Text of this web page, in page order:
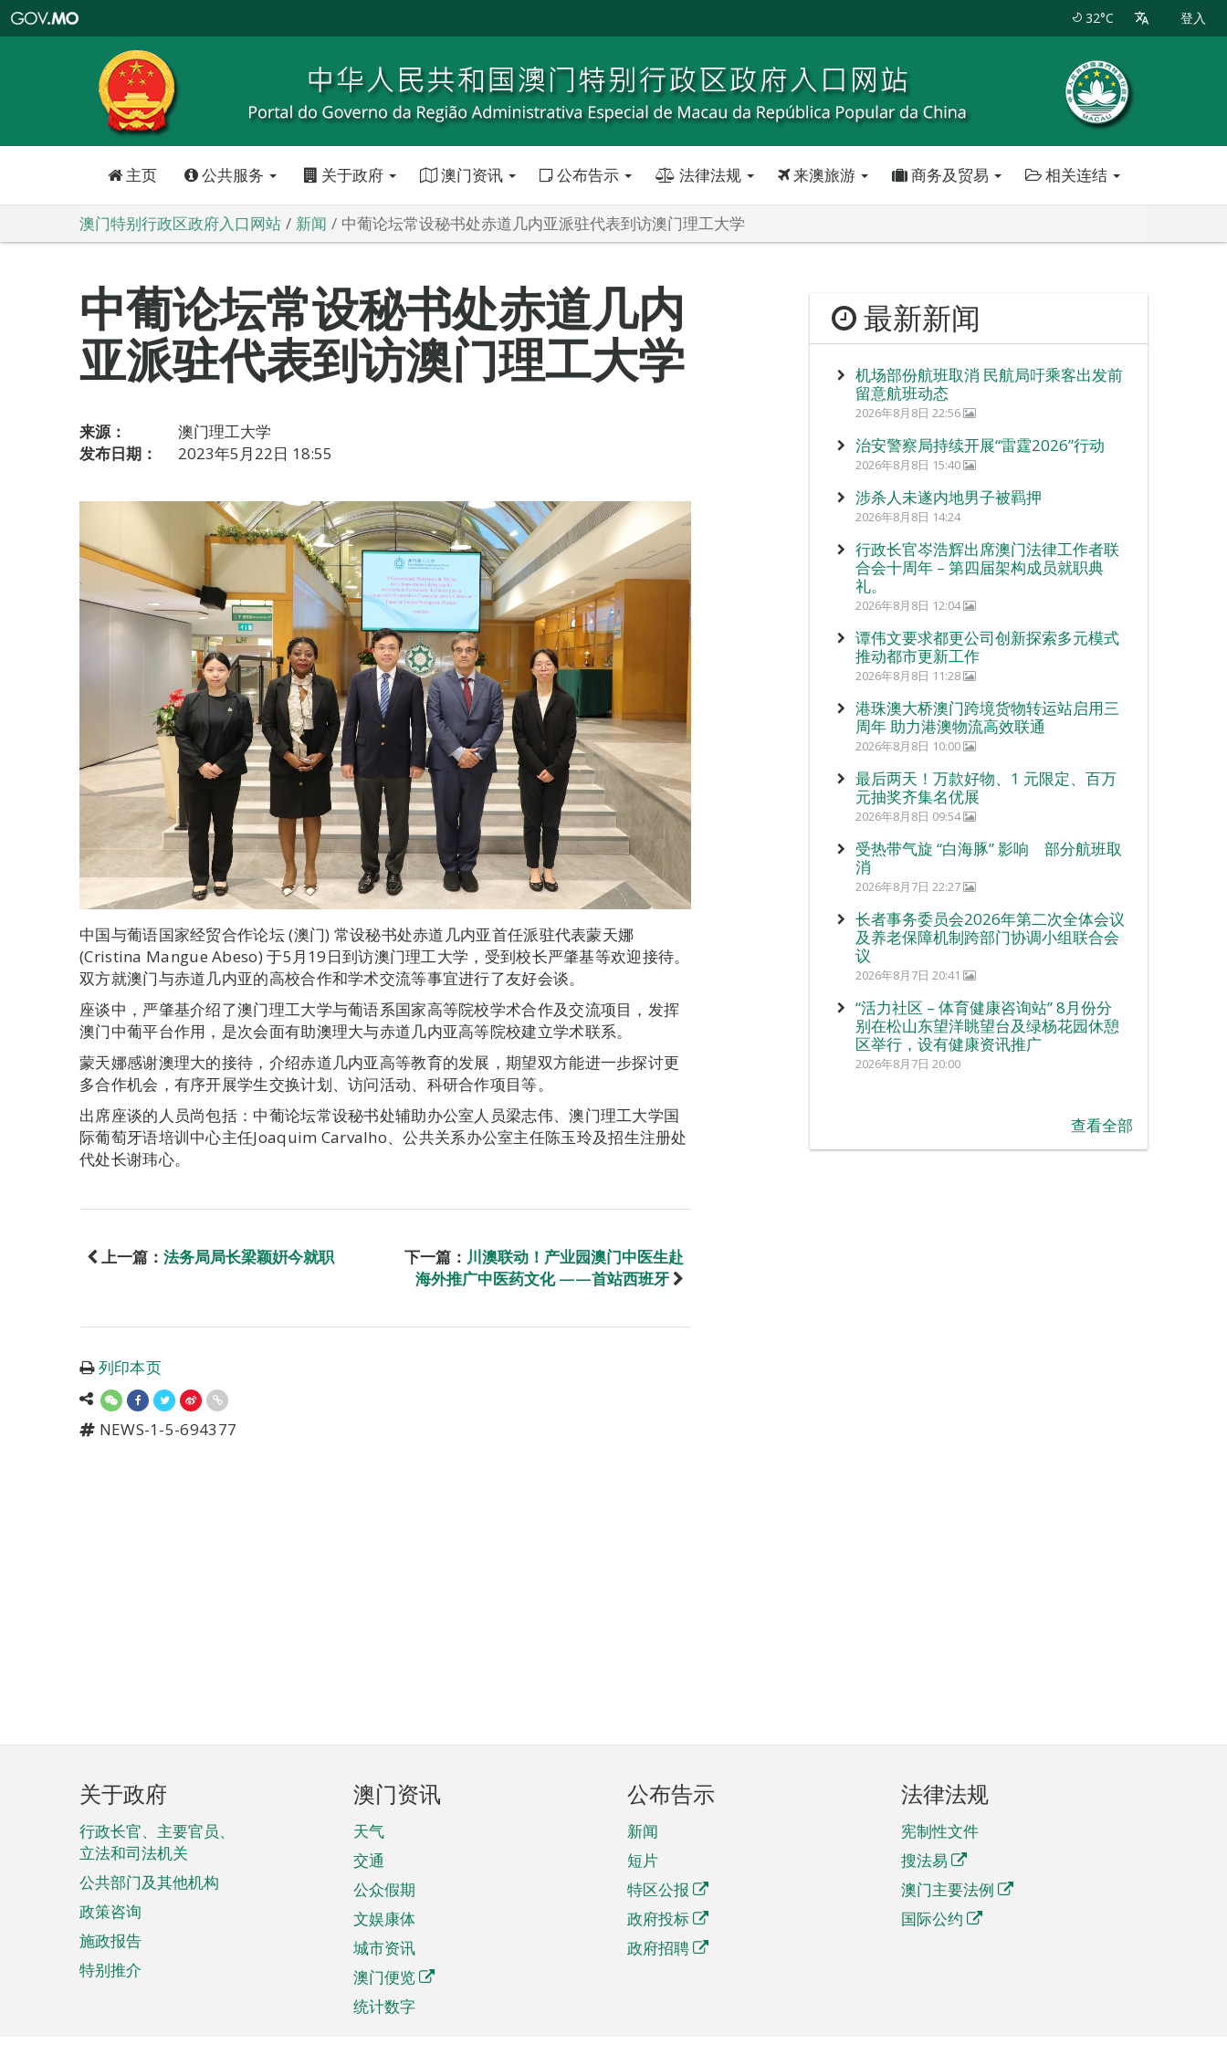
特
政
区
政
口
32°C 登入
主页 公共服务 关于政府 澳门资讯 公布告示 法律法规 来澳旅游 商务及贸易 相关连结
澳门特别行政区政府入口网站 新闻 中葡论坛常设秘书处赤道几内亚派驻代表到访澳门理工大学
中葡论坛常设秘书处赤道几内
亚派驻代表到访澳门理工大学
来源：
澳门理工大学
发布日期：
2023年5月22日 18:55
中国与葡语国家经贸合作论坛 (澳门) 常设秘书处赤道几内亚首任派驻代表蒙天娜
(Cristina Mangue Abeso) 于5月19日到访澳门理工大学，受到校长严肇基等欢迎接待。
双方就澳门与赤道几内亚的高校合作和学术交流等事宜进行了友好会谈。
座谈中，严肇基介绍了澳门理工大学与葡语系国家高等院校学术合作及交流项目，发挥
澳门中葡平台作用，是次会面有助澳理大与赤道几内亚高等院校建立学术联系。
蒙天娜感谢澳理大的接待，介绍赤道几内亚高等教育的发展，期望双方能进一步探讨更
多合作机会，有序开展学生交换计划、访问活动、科研合作项目等。
出席座谈的人员尚包括：中葡论坛常设秘书处辅助办公室人员梁志伟、澳门理工大学国
际葡萄牙语培训中心主任Joaquim Carvalho、公共关系办公室主任陈玉玲及招生注册处
代处长谢玮心。
上一篇： 法务局局长梁颖姸今就职 下一篇： 川澳联动！产业园澳门中医生赴
海外推广中医药文化 ——首站西班牙
列印本页
NEWS-1-5-694377
最新新闻
机场部份航班取消 民航局吁乘客出发前
留意航班动态
2026年8月8日 22:56
治安警察局持续开展“雷霆2026”行动
2026年8月8日 15:40
涉杀人未遂内地男子被羁押
2026年8月8日 14:24
行政长官岑浩辉出席澳门法律工作者联
合会十周年 – 第四届架构成员就职典
礼。
2026年8月8日 12:04
谭伟文要求都更公司创新探索多元模式
推动都市更新工作
2026年8月8日 11:28
港珠澳大桥澳门跨境货物转运站启用三
周年 助力港澳物流高效联通
2026年8月8日 10:00
最后两天！万款好物、1 元限定、百万
元抽奖齐集名优展
2026年8月8日 09:54
受热带气旋 “白海豚” 影响 部分航班取
消
2026年8月7日 22:27
长者事务委员会2026年第二次全体会议
及养老保障机制跨部门协调小组联合会
议
2026年8月7日 20:41
“活力社区 – 体育健康咨询站” 8月份分
别在松山东望洋眺望台及绿杨花园休憩
区举行，设有健康资讯推广
2026年8月7日 20:00
查看全部
页
脚
菜
单
关于政府
行政长官、主要官员、
立法和司法机关
公共部门及其他机构
政策咨询
施政报告
特别推介
澳门资讯
天气
交通
公众假期
文娱康体
城市资讯
澳门便览
统计数字
公布告示
新闻
短片
特区公报
政府投标
政府招聘
法律法规
宪制性文件
搜法易
澳门主要法例
国际公约